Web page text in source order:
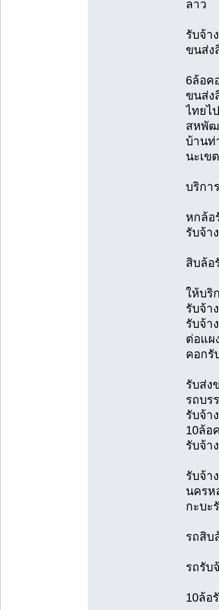
ลาว
รับจ้า
ขนส่ง
6ล้อค
ขนส่ง
ไทยไ
สหพัฒ
บ้านท่
นะเขต
บริกา
หกล้อ
รับจ้าง
สิบล้อ
ให้บริ
รับจ้า
รับจ้า
ต่อแผ
คอกรั
รับส่ง
รถบร
รับจ้า
10ล้อ
รับจ้า
รับจ้า
นครห
กะบะ
รถสิบ
รถรับ
10ล้อ